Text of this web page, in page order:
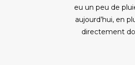
eu un peu de
aujourd’hui, en
directement